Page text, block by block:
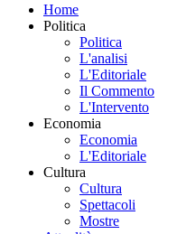
Home
Politica
Politica
L'analisi
L'Editoriale
Il Commento
L'Intervento
Economia
Economia
L'Editoriale
Cultura
Cultura
Spettacoli
Mostre